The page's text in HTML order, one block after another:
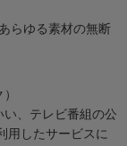
らゆる素材の無断
い、テレビ番組の公
用したサービスに